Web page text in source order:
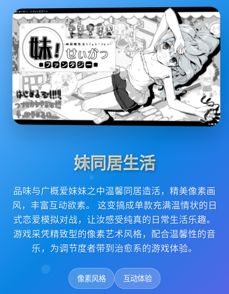
妹同居生活
品味与广概爱妹妹之中温馨同居造活，精美像素画
风，丰富互动欲素。 这变搞成单款充满温情状的日
式恋爱模拟对战，让汝感受纯真的日常生活乐趣。
游戏采凭精致型的像素艺术风格，配合温馨性的音
乐，为调节度者带到治愈系的游戏体验。
像素风格 互动体验